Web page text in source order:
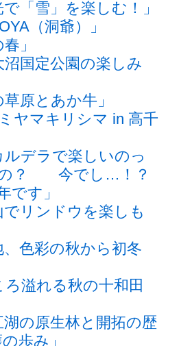
「雪」を楽しむ！」
（洞爺）」
」
沼国定公園の楽しみ
原とあか牛」
ヤマキリシマ in 高千
ルデラで楽しいのっ
の？ 今でし…！？
です」
でリンドウを楽しも
、色彩の秋から初冬
溢れる秋の十和田
湖の原生林と開拓の歴
歩み」